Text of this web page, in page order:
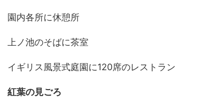
園内各所に休憩所
上ノ池のそばに茶室
イギリス風景式庭園に120席のレストラン
紅葉の見ごろ